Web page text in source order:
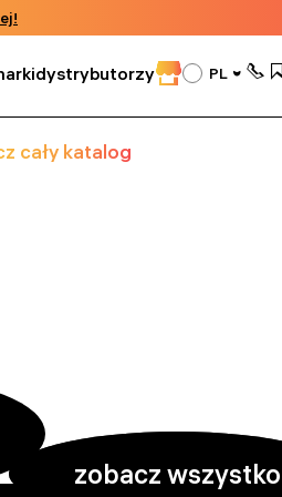
dystrybutorzy PL
cały katalog
zobacz wszystko